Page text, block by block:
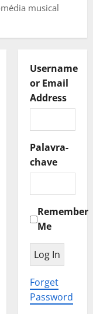
musical
Username
or Email
Address
Palavra-
chave
Remember
Me
Forget
Password